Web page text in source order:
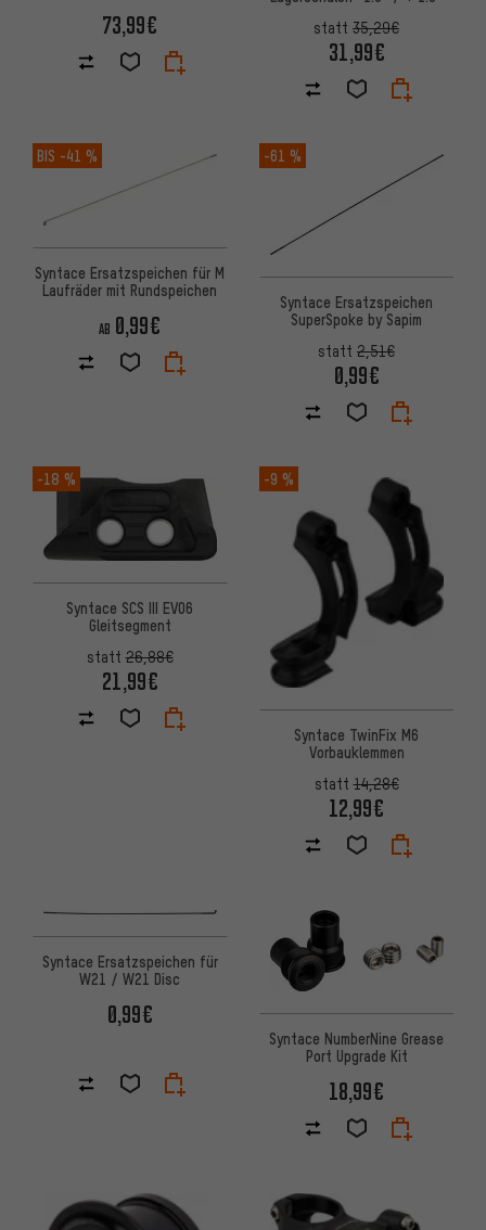
73,99€ statt 35,29€
31,99€
BIS -41 %
Syntace Ersatzspeichen für M
Laufräder mit Rundspeichen
AB 0,99€
-61 %
Syntace Ersatzspeichen
SuperSpoke by Sapim
statt 2,51€
0,99€
-18 %
Syntace SCS III EVO6
Gleitsegment
statt26,88€
21,99€
-9 %
Syntace TwinFix M6
Vorbauklemmen
statt14,28€
12,99€
Syntace Ersatzspeichen für
W21 / W21 Disc
0,99€
Syntace NumberNine Grease
Port Upgrade Kit
18,99€